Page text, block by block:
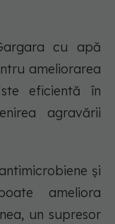
cu apă
ameliorarea
eficientă în
agravării
și
ameliora
un supresor